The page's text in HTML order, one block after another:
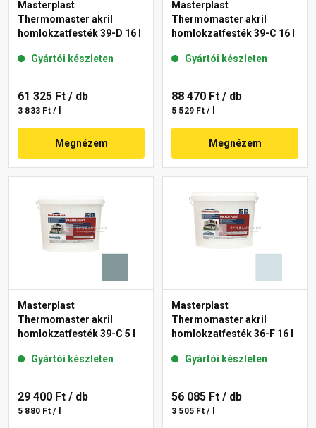
Masterplast
Thermomaster akril
homlokzatfesték 39-D 16 l
Gyártói készleten
61 325 Ft / db
3 833 Ft / l
Megnézem
Masterplast
Thermomaster akril
homlokzatfesték 39-C 16 l
Gyártói készleten
88 470 Ft / db
5 529 Ft / l
Megnézem
Masterplast
Thermomaster akril
homlokzatfesték 39-C 5 l
Gyártói készleten
29 400 Ft / db
5 880 Ft / l
Masterplast
Thermomaster akril
homlokzatfesték 36-F 16 l
Gyártói készleten
56 085 Ft / db
3 505 Ft / l